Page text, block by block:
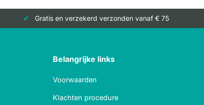
Gratis en verzekerd verzonden vanaf € 75
Belangrijke links
Voorwaarden
Klachten procedure